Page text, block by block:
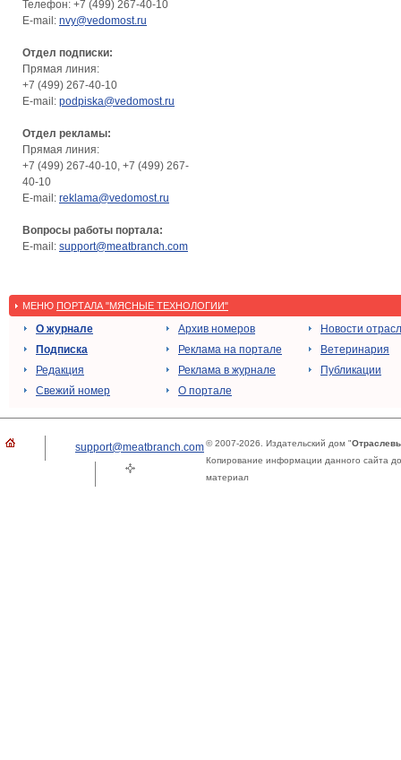
Телефон: +7 (499) 267-40-10
E-mail: nvy@vedomost.ru
Отдел подписки:
Прямая линия:
+7 (499) 267-40-10
E-mail: podpiska@vedomost.ru
Отдел рекламы:
Прямая линия:
+7 (499) 267-40-10, +7 (499) 267-
40-10
E-mail: reklama@vedomost.ru
Вопросы работы портала:
E-mail: support@meatbranch.com
МЕНЮ ПОРТАЛА "МЯСНЫЕ ТЕХНОЛОГИИ"
О журнале
Подписка
Редакция
Свежий номер
Архив номеров
Реклама на портале
Реклама в журнале
О портале
Новости
Ветеринария
Публикации
support@meatbranch.com© 2007-2026. Издательский дом "
Копирование информации данного сайта
материал